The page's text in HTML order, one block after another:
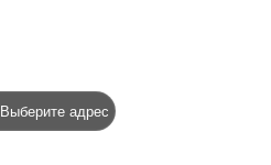
Выберите адрес